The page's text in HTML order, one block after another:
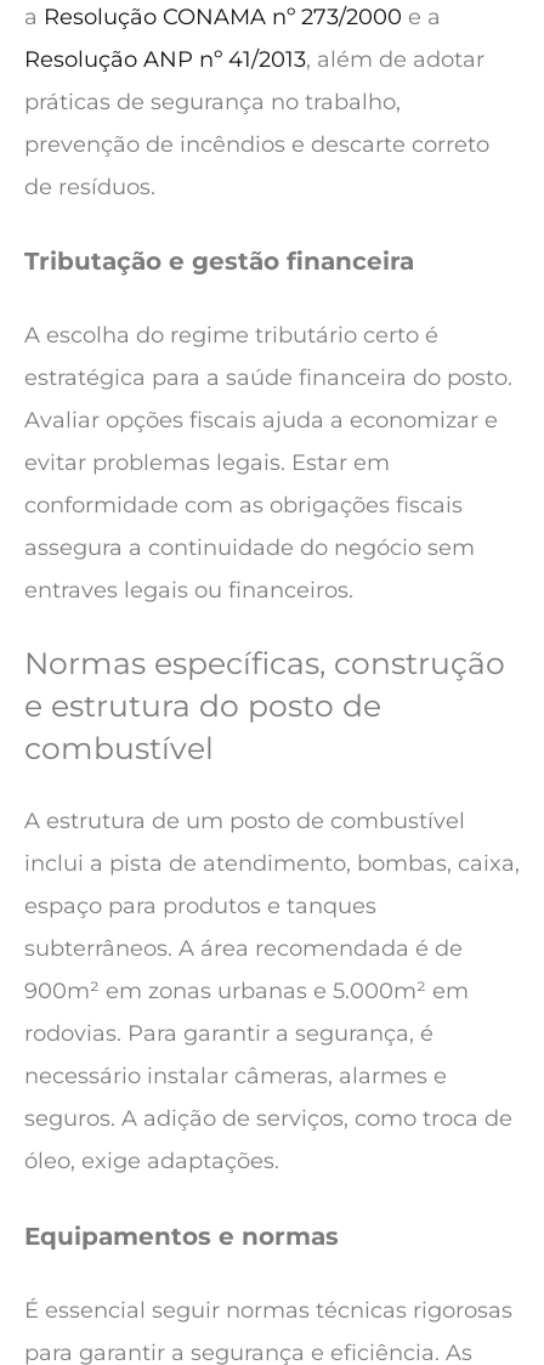
a Resolução CONAMA nº 273/2000 e a
Resolução ANP nº 41/2013, além de adotar
práticas de segurança no trabalho,
prevenção de incêndios e descarte correto
de resíduos.
Tributação e gestão financeira
A escolha do regime tributário certo é
estratégica para a saúde financeira do posto.
Avaliar opções fiscais ajuda a economizar e
evitar problemas legais. Estar em
conformidade com as obrigações fiscais
assegura a continuidade do negócio sem
entraves legais ou financeiros.
Normas específicas, construção
e estrutura do posto de
combustível
A estrutura de um posto de combustível
inclui a pista de atendimento, bombas, caixa,
espaço para produtos e tanques
subterrâneos. A área recomendada é de
900m² em zonas urbanas e 5.000m² em
rodovias. Para garantir a segurança, é
necessário instalar câmeras, alarmes e
seguros. A adição de serviços, como troca de
óleo, exige adaptações.
Equipamentos e normas
É essencial seguir normas técnicas rigorosas
para garantir a segurança e eficiência. As